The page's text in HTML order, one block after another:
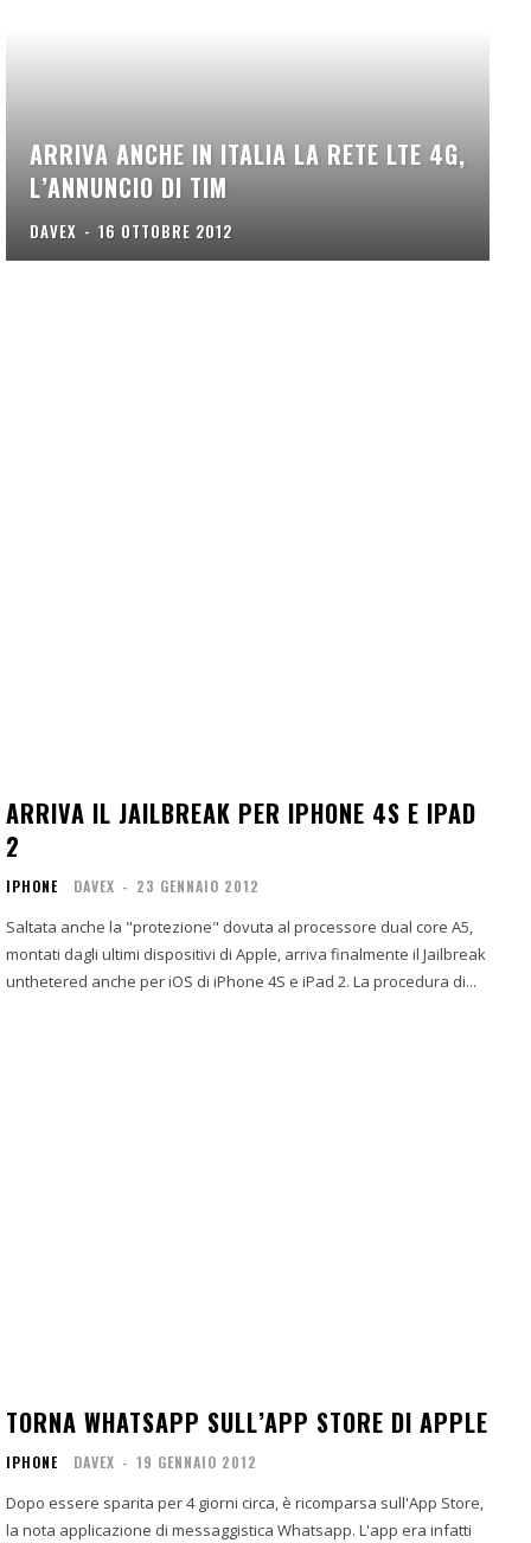
ARRIVA ANCHE IN ITALIA LA RETE LTE 4G,
L’ANNUNCIO DI TIM
DAVEX - 16 OTTOBRE 2012
ARRIVA IL JAILBREAK PER IPHONE 4S E IPAD
2
IPHONE DAVEX - 23 GENNAIO 2012
Saltata anche la "protezione" dovuta al processore dual core A5,
montati dagli ultimi dispositivi di Apple, arriva finalmente il Jailbreak
unthetered anche per iOS di iPhone 4S e iPad 2. La procedura di...
TORNA WHATSAPP SULL’APP STORE DI APPLE
IPHONE DAVEX - 19 GENNAIO 2012
Dopo essere sparita per 4 giorni circa, è ricomparsa sull'App Store,
la nota applicazione di messaggistica Whatsapp. L'app era infatti